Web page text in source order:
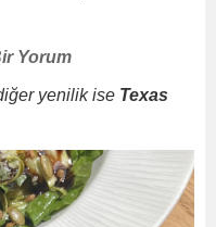
Yorum
yenilik ise Texas